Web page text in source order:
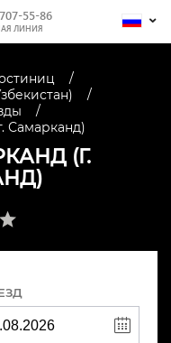
55-86
ЛИНИЯ
(Г.